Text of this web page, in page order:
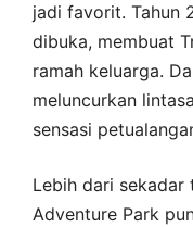
jadi favorit. Tahun
dibuka, membuat
ramah keluarga.
meluncurkan
sensasi
Lebih dari
Adventure Park